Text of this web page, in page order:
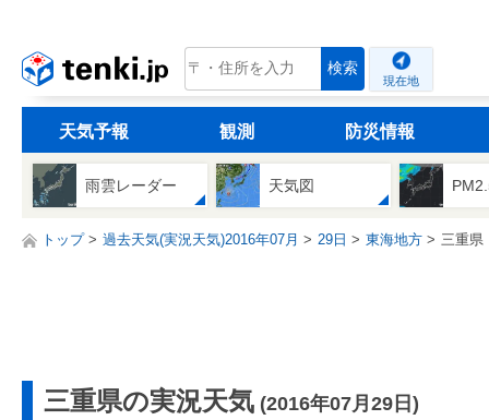
tenki.jp 検索
現在地
天気予報 観測 防災情報
雨雲レーダー 天気図
トップ 過去天気(実況天気)2016年07月 29日 東海地方 三重県
三重県の実況天気 (2016年07月29日)